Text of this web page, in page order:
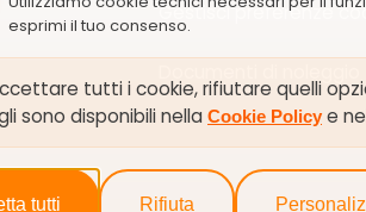
esprimi il tuo consenso.
tutti i cookie, rifiutare quelli
sono disponibili nella Cookie Policy e
tutti Rifiuta
Gestisci preferenze